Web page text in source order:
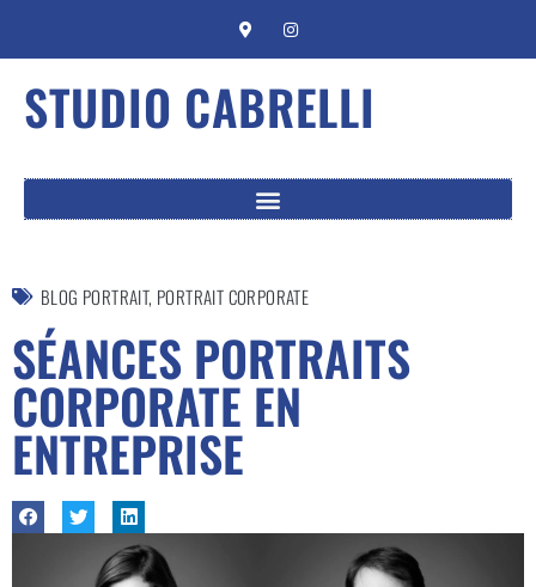
STUDIO CABRELLI
BLOG PORTRAIT, PORTRAIT CORPORATE
SÉANCES PORTRAITS
CORPORATE EN
ENTREPRISE